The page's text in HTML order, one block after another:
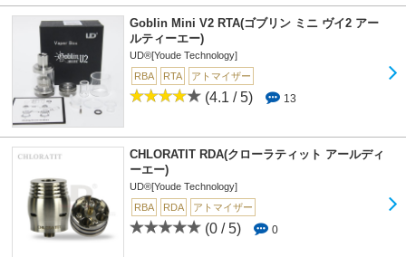
Goblin Mini V2 RTA(ゴブリン ミニ ヴイ2 アー
ルティーエー)
UD®[Youde Technology]
RBA
RTA アトマイザー
(4.1 / 5) 13
CHLORATIT RDA(クローラティット アールディ
ーエー)
UD®[Youde Technology]
RBA
RDA アトマイザー
(0 / 5) 0